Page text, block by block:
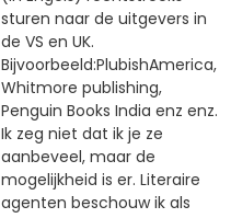
sturen naar de uitgevers in
de VS en UK.
Bijvoorbeeld:PlubishAmerica,
Whitmore publishing,
Penguin Books India enz enz.
Ik zeg niet dat ik je ze
aanbeveel, maar de
mogelijkheid is er. Literaire
agenten beschouw ik als